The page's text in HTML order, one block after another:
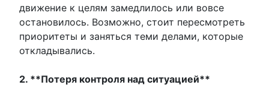
движение к целям замедлилось или вовсе
остановилось. Возможно, стоит пересмотреть
приоритеты и заняться теми делами, которые
откладывались.
2. **Потеря контроля над ситуацией**